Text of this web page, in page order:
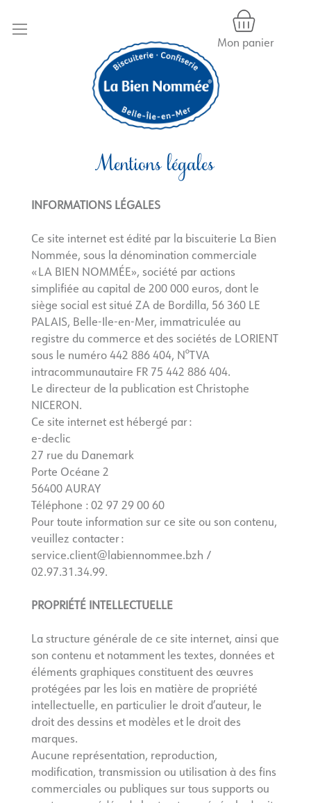
Mon panier
Mentions légales
INFORMATIONS LÉGALES
Ce site internet est édité par la biscuiterie La Bien
Nommée, sous la dénomination commerciale
« LA BIEN NOMMÉE», société par actions
simplifiée au capital de 200 000 euros, dont le
siège social est situé ZA de Bordilla, 56 360 LE
PALAIS, Belle-Ile-en-Mer, immatriculée au
registre du commerce et des sociétés de LORIENT
sous le numéro 442 886 404, N°TVA
intracommunautaire FR 75 442 886 404.
Le directeur de la publication est Christophe
NICERON.
Ce site internet est hébergé par :
e-declic
27 rue du Danemark
Porte Océane 2
56400 AURAY
Téléphone : 02 97 29 00 60
Pour toute information sur ce site ou son contenu,
veuillez contacter :
service.client@labiennommee.bzh /
02.97.31.34.99.
PROPRIÉTÉ INTELLECTUELLE
La structure générale de ce site internet, ainsi que
son contenu et notamment les textes, données et
éléments graphiques constituent des œuvres
protégées par les lois en matière de propriété
intellectuelle, en particulier le droit d’auteur, le
droit des dessins et modèles et le droit des
marques.
Aucune représentation, reproduction,
modification, transmission ou utilisation à des fins
commerciales ou publiques sur tous supports ou